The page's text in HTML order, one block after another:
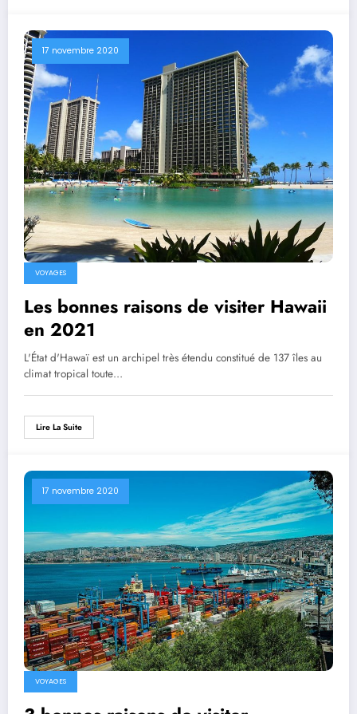
17 novembre 2020
VOYAGES
Les bonnes raisons de visiter Hawaii
en 2021
L'État d'Hawaï est un archipel très étendu constitué de 137 îles au
climat tropical toute…
Lire La Suite
17 novembre 2020
VOYAGES